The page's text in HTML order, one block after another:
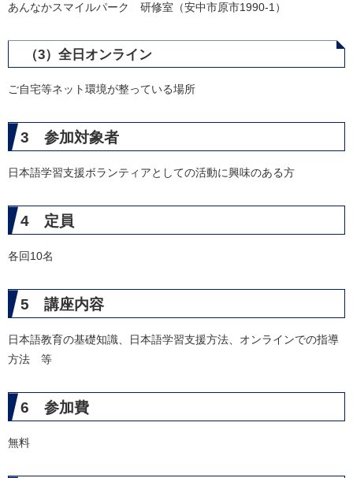
あんなかスマイルパーク 研修室（安中市原市1990-1）
（3）全日オンライン
ご自宅等ネット環境が整っている場所
3 参加対象者
日本語学習支援ボランティアとしての活動に興味のある方
4 定員
各回10名
5 講座内容
日本語教育の基礎知識、日本語学習支援方法、オンラインでの指導
方法 等
6 参加費
無料